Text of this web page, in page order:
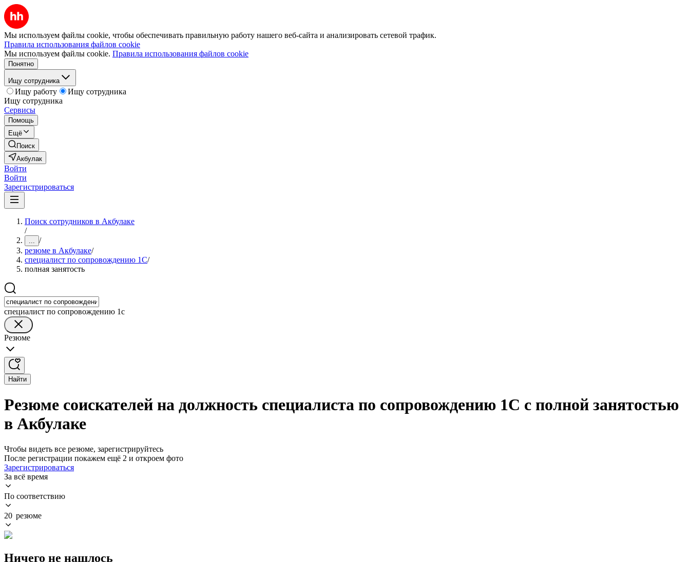
Мы используем файлы cookie, чтобы обеспечивать правильную работу нашего веб-сайта и анализировать сетевой трафик.
Правила использования файлов cookie
Мы используем файлы cookie. Правила использования файлов cookie
Понятно
Ищу сотрудника
Ищу работу
Ищу сотрудника
Ищу сотрудника
Сервисы
Помощь
Ещё
Поиск
Акбулак
Войти
Войти
Зарегистрироваться
Поиск сотрудников в Акбулаке
/
... /
резюме в Акбулаке/
специалист по сопровождению 1С/
полная занятость
специалист по сопровождению 1с
Резюме
Найти
Резюме соискателей на должность специалиста по сопровождению 1С с полной занятостью
в Акбулаке
Чтобы видеть все резюме, зарегистрируйтесь
После регистрации покажем ещё 2 и откроем фото
Зарегистрироваться
За всё время
По соответствию
20 резюме
Ничего не нашлось